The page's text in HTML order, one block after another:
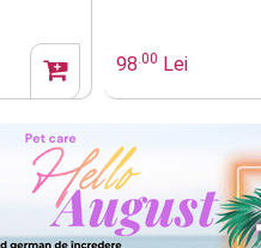
98.00 Lei